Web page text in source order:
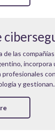
de las
incorpora
profesionales
y